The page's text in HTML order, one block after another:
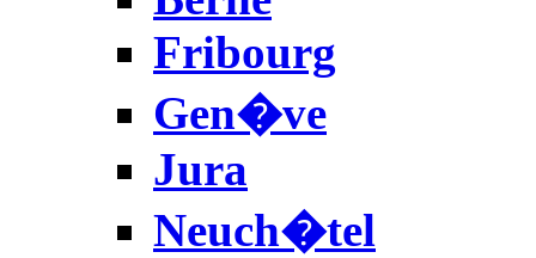
Fribourg
Gen�ve
Jura
Neuch�tel